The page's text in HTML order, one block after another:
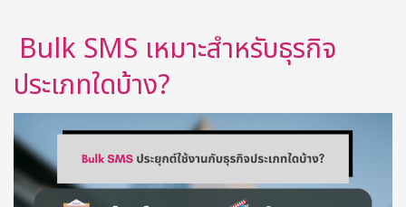
Bulk SMS เหมาะสำหรับธุรกิจ
ประเภทใดบ้าง?